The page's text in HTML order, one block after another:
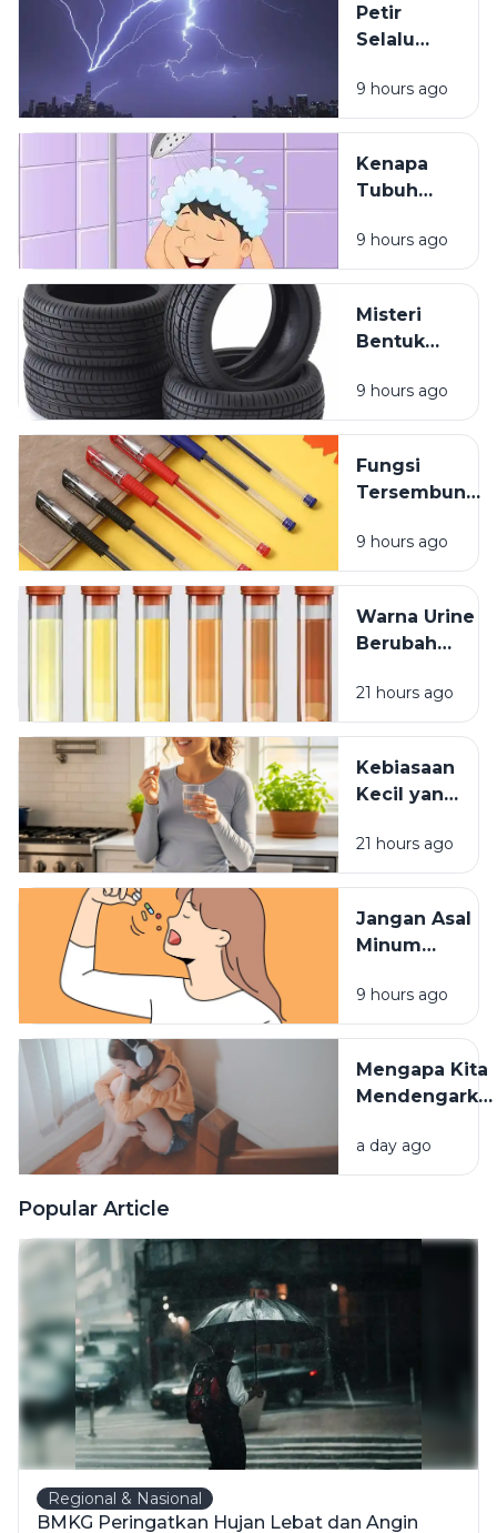
Warga
Sosa
Petir
Selalu
Lebih Dulu
daripada
9 hours ago
Kenapa
Tubuh
Ringan
Setelah
9 hours ago
Misteri
Bentuk
Kendaraan
yang
Dipikirkan
9 hours ago
Fungsi
Tersembunyi
pada Tutup
Pulpen
9 hours ago
Warna Urine
Berubah
Minum
Vitamin? Ini
Penjelasannya
21 hours ago
Kebiasaan
Kecil yang
Vitamin
Tidak
Maksimal
21 hours ago
Jangan Asal
Minum
Waktu
Konsumsinya
Berpengaruh
9 hours ago
Mengapa Kita
Saat Hati
Sedang
a day ago
Popular Article
Regional & Nasional
BMKG Peringatkan Hujan Lebat dan Angin